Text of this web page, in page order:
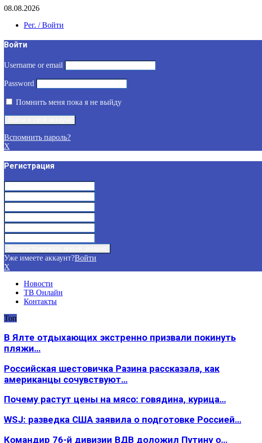
08.08.2026
Рег. / Войти
Войти
Username or email
Password
Помнить меня пока я не выйду
Вспомнить пароль?
X
Регистрация
Уже имеете аккаунт?Войти
X
Новости
ТВ Онлайн
Контакты
Топ
В Ялте отдыхающих экстренно призвали покинуть
пляжи…
Российская шестовичка Разина рассказала, как
американцы сочувствуют…
Почему растут цены на мясо: говядина, курица…
WSJ: разведка США заявила о подготовке Россией…
Командир 76-й дивизии ВДВ доложил Путину о…